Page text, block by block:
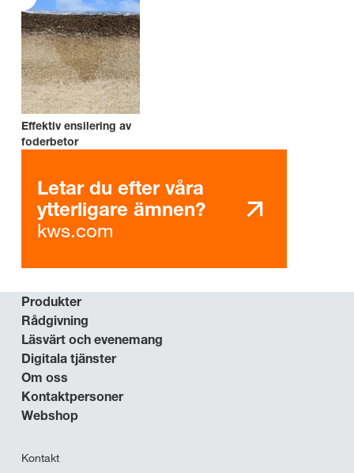
Effektiv ensilering av
foderbetor
Letar du efter våra
ytterligare ämnen?
kws.com
Produkter
Rådgivning
Läsvärt och evenemang
Digitala tjänster
Om oss
Kontaktpersoner
Webshop
Kontakt